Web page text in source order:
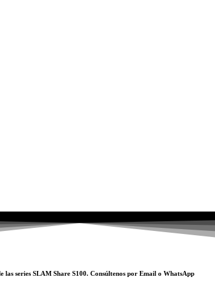
las series SLAM Share S100. Consúltenos por Emailo WhatsApp